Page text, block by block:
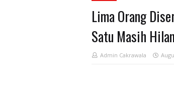
Lima Orang
Satu Masih
Admin Cakrawala